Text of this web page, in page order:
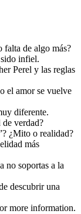
de algo más?
infiel.
Perel y las reglas
el amor se vuelve
diferente.
verdad?
¿Mito o realidad?
más
no soportas a la
descubrir una
more information.